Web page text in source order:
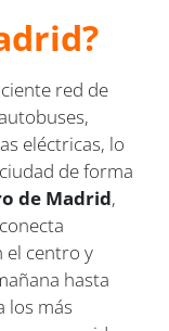
red de
eléctricas, lo
de forma
de Madrid,
el centro y
hasta
los más